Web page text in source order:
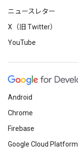
ニュースレター
X（旧 Twitter）
YouTube
Android
Chrome
Firebase
Google Cloud Platform